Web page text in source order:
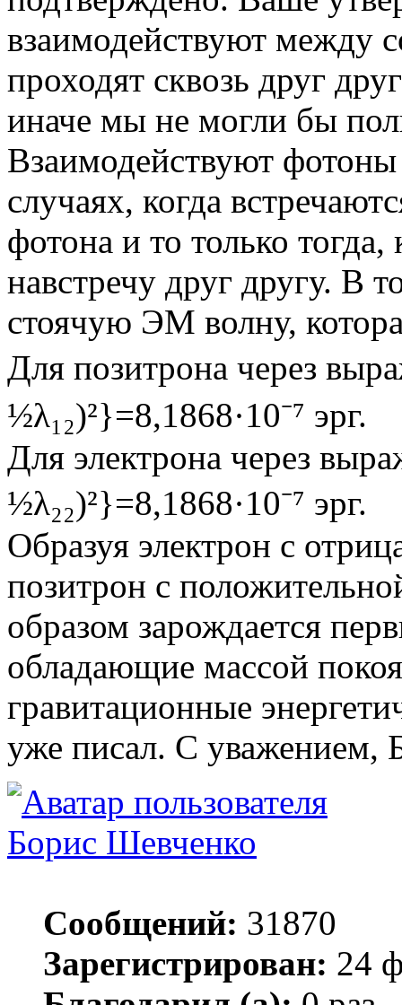
взаимодействуют между
проходят сквозь друг
иначе мы не могли бы
Взаимодействуют
случаях, когда
фотона и то только тогда,
навстречу друг другу. В
стоячую ЭМ волну,
Для позитрона через
½λ₁₂)²}=8,1868·10⁻⁷ эрг.
Для электрона через
½λ₂₂)²}=8,1868·10⁻⁷ эрг.
Образуя электрон с
позитрон с
образом зарождается
обладающие массой
гравитационные
уже писал. С уважением,
Борис Шевченко
Сообщений: 31870
Зарегистрирован: 24